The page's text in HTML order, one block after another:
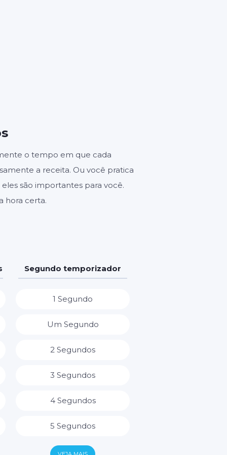
o tempo em que cada
a receita. Ou você pratica
são importantes para você.
hora certa.
Segundo temporizador
1 Segundo
Um Segundo
2 Segundos
3 Segundos
4 Segundos
5 Segundos
6 Segundos